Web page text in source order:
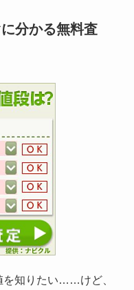
分かる無料査
を知りたい……けど、